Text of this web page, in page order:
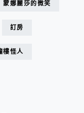
蒙娜麗莎的微笑
訂房
樓怪人